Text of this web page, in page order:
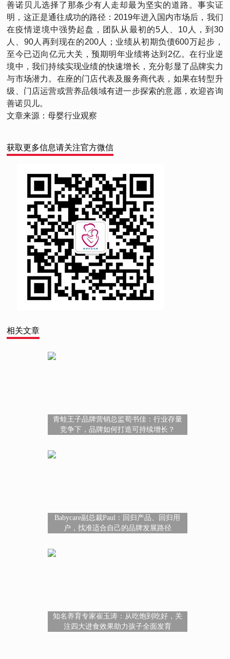
善诺贝儿选择了那条少有人走却最为坚实的道路。事实证
明，这正是通往成功的路径：2019年进入国内市场后，我们
在疫情逆境中强势起盘，团队从最初的5人、10人，到30
人、90人再到现在的200人；业绩从初期负债600万起步，
至今已迈向亿元大关，预期明年业绩将达到2亿。在行业逆
境中，我们持续实现业绩的快速增长，充分彰显了品牌实力
与市场潜力。在座的门店代表及服务商代表，如果在转型升
级、门店运营或营养品领域有进一步探索的意愿，欢迎咨询
善诺贝儿。
文章来源：母婴行业观察
获取更多信息请关注官方微信
相关文章
青蛙王子品牌营销总监荀书佳：行业存量
竞争下，品牌如何打造可持续增长？
Babycare副总裁Paul：回归产品、回归用
户，找准适合自己的品牌发展路径
知名养育专家崔玉涛：从吃饱到吃好，关
注四大进食效果助力孩子全面发育